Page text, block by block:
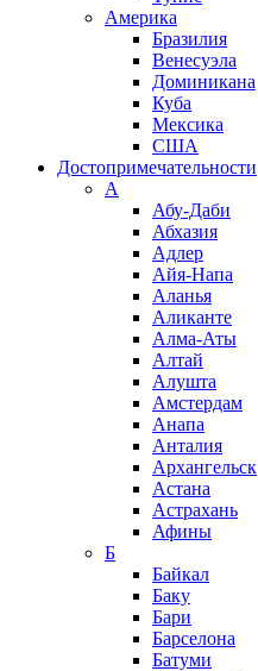
Америка
Бразилия
Венесуэла
Доминикана
Куба
Мексика
США
Достопримечательности
А
Абу-Даби
Абхазия
Адлер
Айя-Напа
Аланья
Аликанте
Алма-Аты
Алтай
Алушта
Амстердам
Анапа
Анталия
Архангельск
Астана
Астрахань
Афины
Б
Байкал
Баку
Бари
Барселона
Батуми